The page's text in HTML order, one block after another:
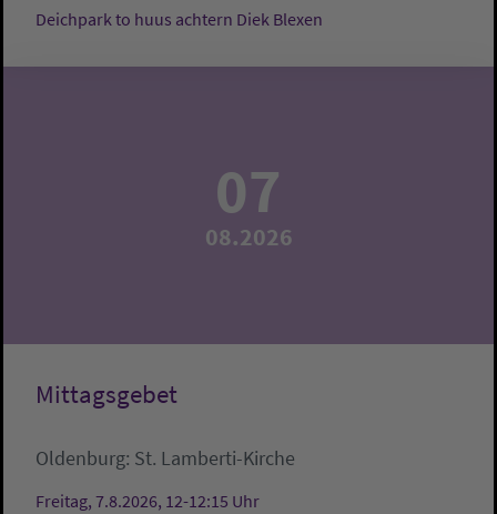
Deichpark to huus achtern Diek Blexen
07
08.2026
Mittagsgebet
Oldenburg: St. Lamberti-Kirche
Freitag, 7.8.2026, 12-12:15 Uhr